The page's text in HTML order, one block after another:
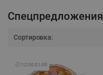
Спецпредложения
Сортировка:
🕘 12:00-21:00